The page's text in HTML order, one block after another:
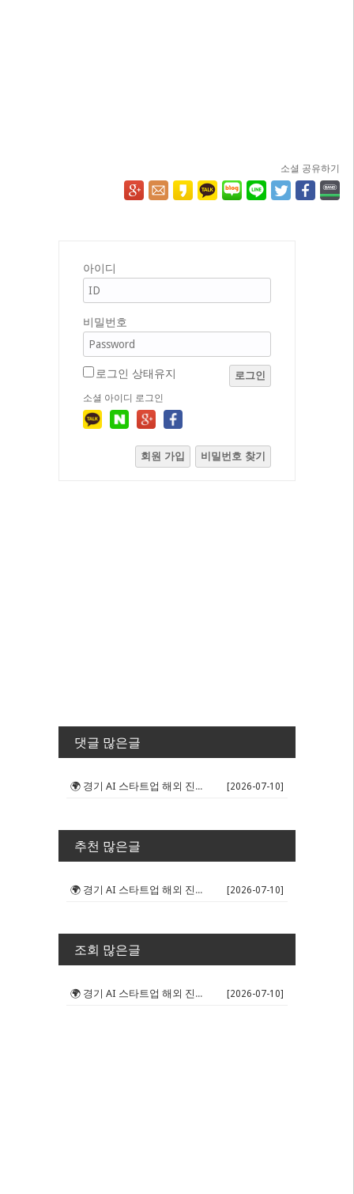
소셜 공유하기
아이디
비밀번호
로그인 상태유지 로그인
소셜 아이디 로그인
회원 가입 비밀번호 찾기
댓글 많은글
🌍 경기 AI 스타트업 해외 진출 판... [2026-07-10]
추천 많은글
🌍 경기 AI 스타트업 해외 진출 판... [2026-07-10]
조회 많은글
🌍 경기 AI 스타트업 해외 진출 판... [2026-07-10]